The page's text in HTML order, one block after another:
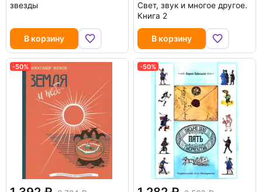
звезды
В корзину
Свет, звук и многое другое.
Книга 2
В корзину
-50% -50%